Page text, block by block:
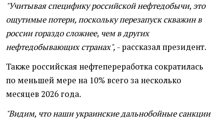
"Учитывая специфику российской нефтедобычи, это
ощутимые потери, поскольку перезапуск скважин в
россии гораздо сложнее, чем в других
нефтедобывающих странах", - рассказал президент.
Также российская нефтепереработка сократилась
по меньшей мере на 10% всего за несколько
месяцев 2026 года.
"Видим, что наши украинские дальнобойные санкции